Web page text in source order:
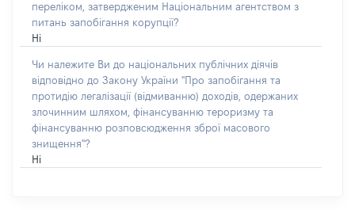
переліком, затвердженим Національним агентством з
питань запобігання корупції?
Ні
Чи належите Ви до національних публічних діячів
відповідно до Закону України "Про запобігання та
протидію легалізації (відмиванню) доходів, одержаних
злочинним шляхом, фінансуванню тероризму та
фінансуванню розповсюдження зброї масового
знищення"?
Ні